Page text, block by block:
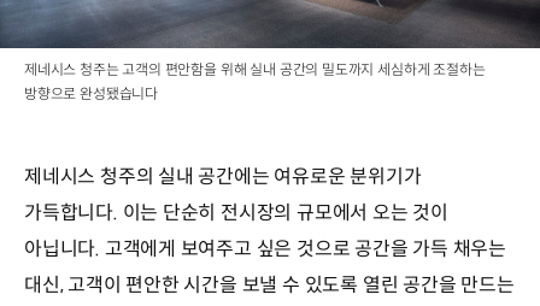
제네시스 청주는 고객의 편안함을 위해 실내 공간의 밀도까지 세심하게 조절하는
방향으로 완성됐습니다
제네시스 청주의 실내 공간에는 여유로운 분위기가
가득합니다. 이는 단순히 전시장의 규모에서 오는 것이
아닙니다. 고객에게 보여주고 싶은 것으로 공간을 가득 채우는
대신, 고객이 편안한 시간을 보낼 수 있도록 열린 공간을 만드는